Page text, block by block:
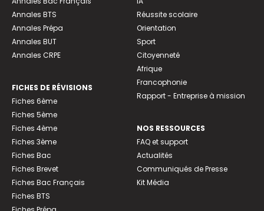
Annales BTS
Annales Prépa
Annales BUT
Annales CRPE
FICHES DE RÉVISIONS
Fiches 6ème
Fiches 5ème
Fiches 4ème
Fiches 3ème
Fiches Bac
Fiches Brevet
Fiches Bac Français
Fiches BTS
Réussite scolaire
Orientation
Sport
Citoyenneté
Afrique
Francophonie
Rapport - Entreprise à mission
NOS RESSOURCES
FAQ et support
Actualités
Communiqués de Presse
Kit Média